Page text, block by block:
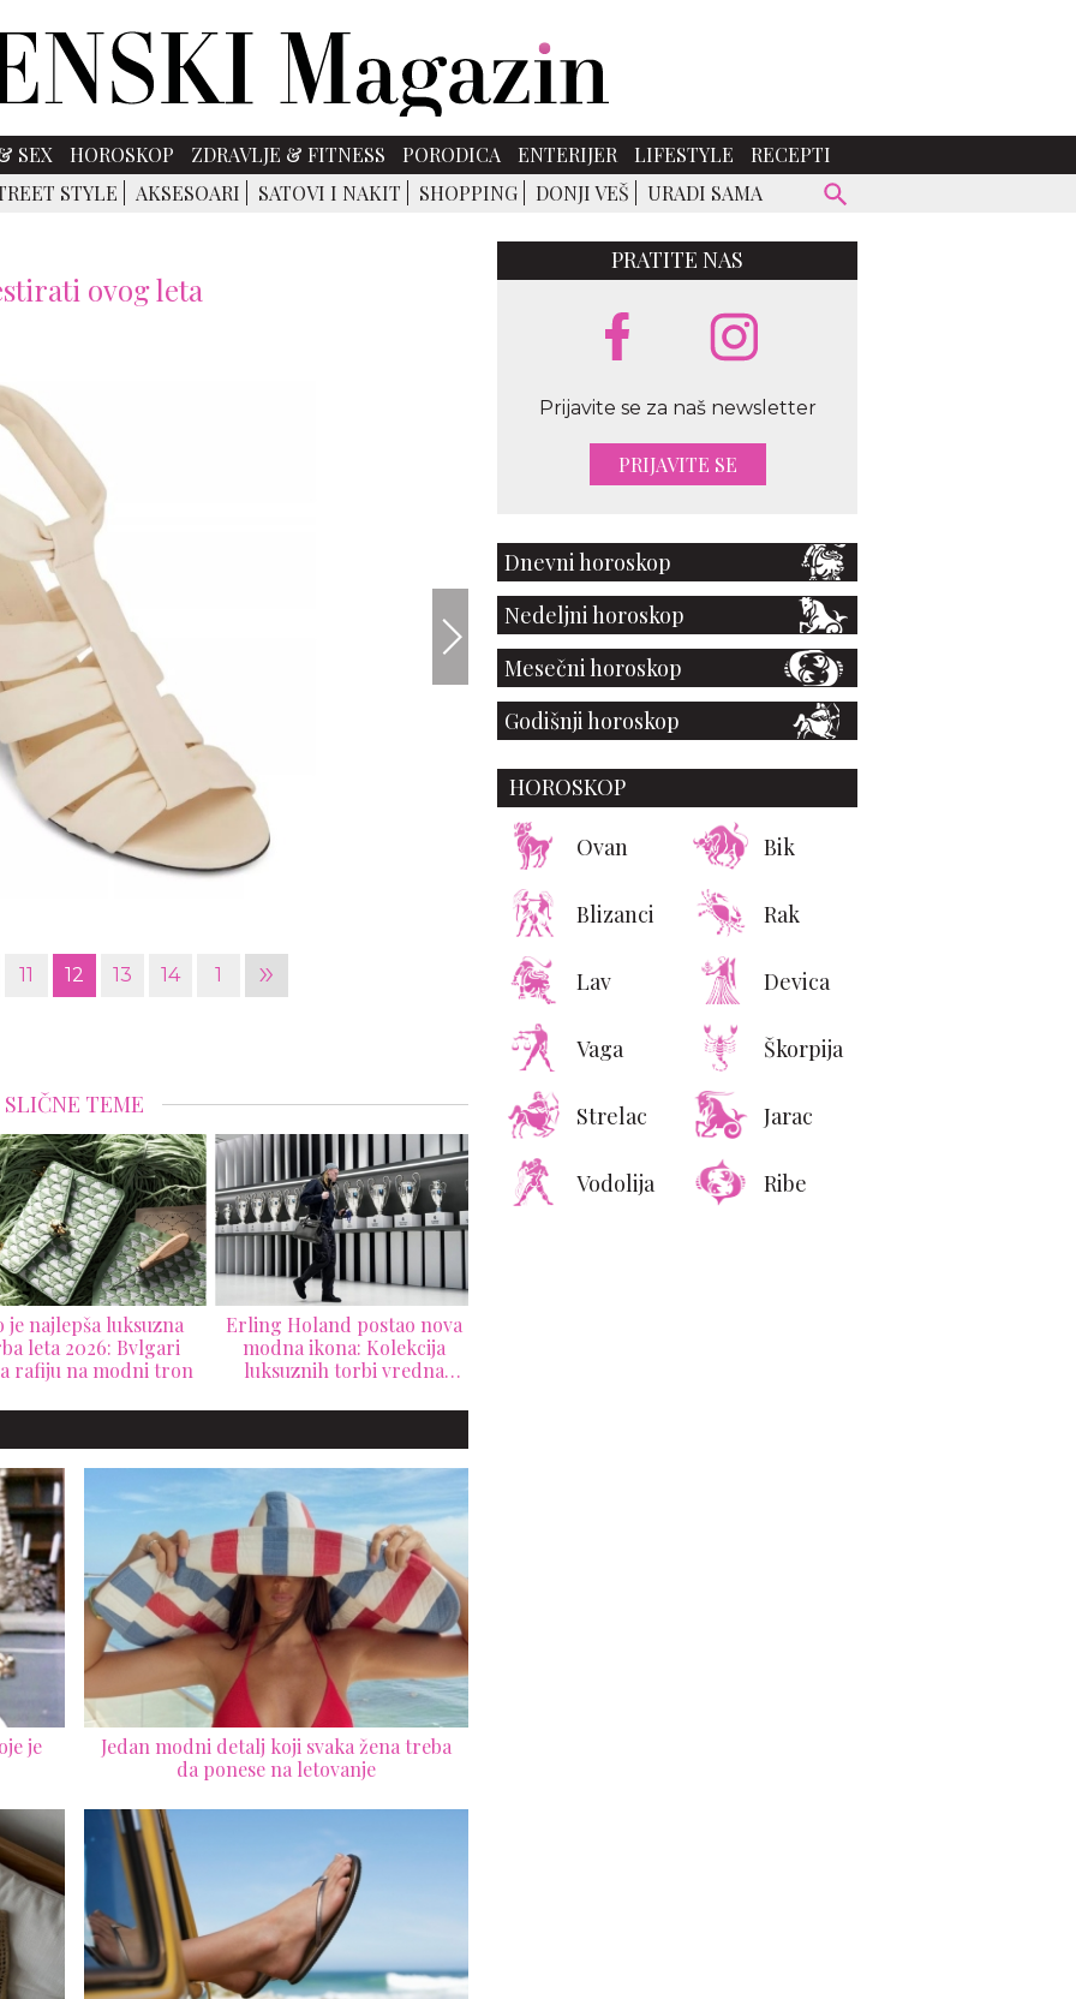
SEX HOROSKOP ZDRAVLJE & FITNESS PORODICA ENTERIJER LIFESTYLE
RECEPTI
STYLE AKSESOARI SATOVI I NAKIT SHOPPING DONJI VEŠ URADI SAMA
ovog leta
11 12 13 14 1 »
SLIČNE TEME
je najlepša luksuzna
leta 2026: Bvlgari
rafiju na modni tron
Erling Holand postao nova
modna ikona: Kolekcija
luksuznih torbi vredna
je
Jedan modni detalj koji svaka žena treba
da ponese na letovanje
PRATITE NAS
Prijavite se za naš newsletter
PRIJAVITE SE
Dnevni horoskop
Nedeljni horoskop
Mesečni horoskop
Godišnji horoskop
HOROSKOP
Ovan Bik
Blizanci Rak
Lav Devica
Vaga Škorpija
Strelac Jarac
Vodolija Ribe